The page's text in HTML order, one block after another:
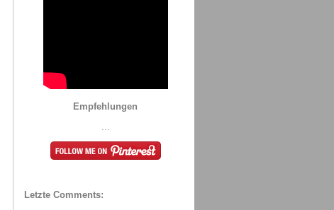
Empfehlungen
Letzte Comments: